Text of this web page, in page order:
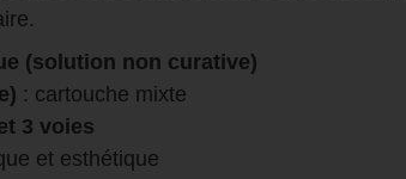
(solution non curative)
: cartouche mixte
3 voies
et esthétique